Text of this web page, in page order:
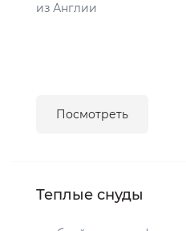
из Англии
Посмотреть
Теплые снуды